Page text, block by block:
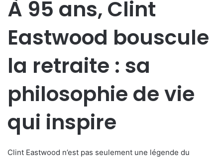
À 95 ans, Clint
Eastwood bouscule
la retraite : sa
philosophie de vie
qui inspire
Clint Eastwood n’est pas seulement une légende du